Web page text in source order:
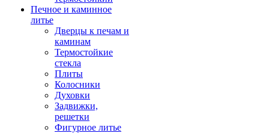
Печное и каминное
литье
Дверцы к печам и
каминам
Термостойкие
стекла
Плиты
Колосники
Духовки
Задвижки,
решетки
Фигурное литье